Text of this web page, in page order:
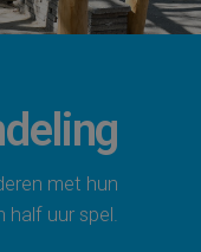
met hun
half uur spel.